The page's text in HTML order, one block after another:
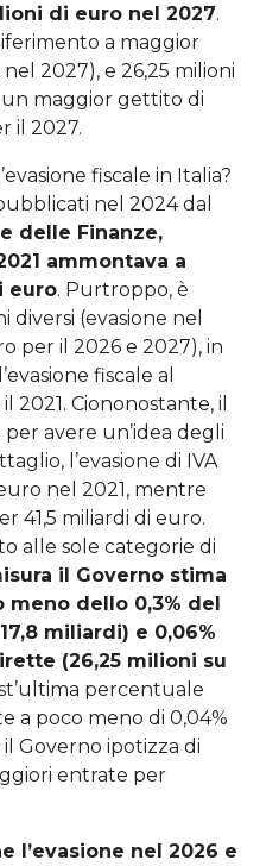
di euro nel 2027.
a maggior
2027), e 26,25 milioni
maggior gettito di
il 2027.
fiscale in Italia?
nel 2024 dal
delle Finanze,
ammontava a
euro. Purtroppo, è
diversi (evasione nel
per il 2026 e 2027), in
fiscale al
Ciononostante, il
avere un’idea degli
l’evasione di IVA
nel 2021, mentre
41,5 miliardi di euro.
alle sole categorie di
il Governo stima
dello 0,3% del
miliardi) e 0,06%
(26,25 milioni su
percentuale
a poco meno di 0,04%
Governo ipotizza di
entrate per
l’evasione nel 2026 e